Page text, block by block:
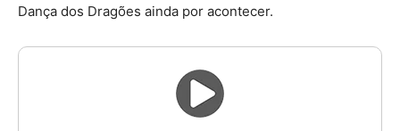
Dança dos Dragões ainda por acontecer.